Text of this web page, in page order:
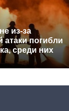
из-за
атаки погибли
среди них